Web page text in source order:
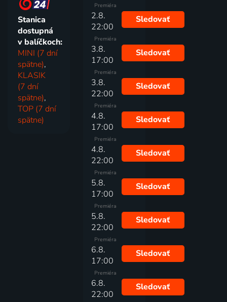
Stanica
dostupná
v balíčkoch:
MINI (7 dní
spätne),
KLASIK
(7 dní
spätne),
TOP (7 dní
spätne)
Premiéra
2.8.
22:00
Premiéra
Sledovať
3.8.
17:00
Premiéra
Sledovať
3.8.
22:00
Premiéra
Sledovať
4.8.
17:00
Premiéra
Sledovať
4.8.
22:00
Premiéra
Sledovať
5.8.
17:00
Premiéra
Sledovať
5.8.
22:00
Premiéra
Sledovať
6.8.
17:00
Premiéra
Sledovať
6.8.
22:00
Sledovať